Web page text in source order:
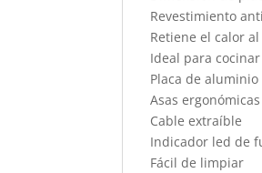
Revestimiento
Retiene el calor
Ideal para
Placa de
Asas
Cable extraíble
Indicador led de
Fácil de limpiar